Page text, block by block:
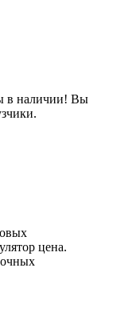
в наличии! Вы
цена.